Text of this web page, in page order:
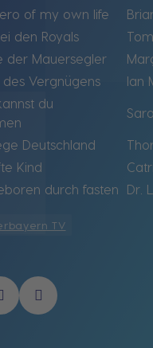
of my own life
den Royals
der Mauersegler
des Vergnügens
Ian
du
Deutschland
Kind
durch fasten
Dr.
TV